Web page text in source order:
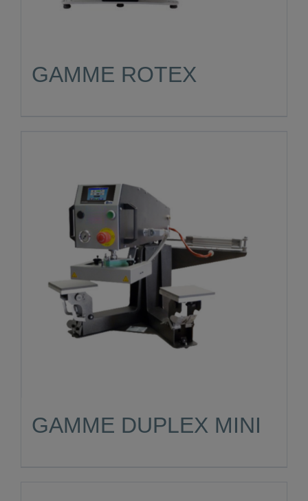
GAMME ROTEX
GAMME DUPLEX MINI